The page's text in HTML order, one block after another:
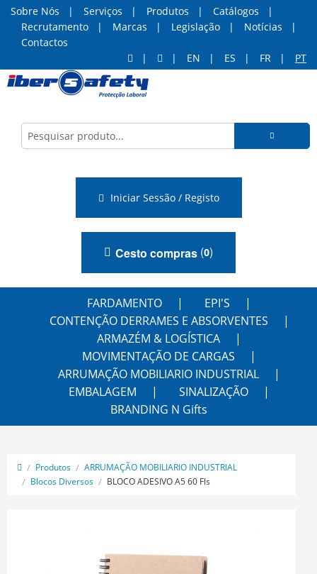
Sobre Nós Serviços Produtos
Catálogos
Recrutamento
Marcas Legislação
Notícias
Contactos
EN
ES FR PT
Iniciar Sessão / Registo
Cesto compras (0)
FARDAMENTO
EPI'S
CONTENÇÃO DERRAMES E ABSORVENTES
ARMAZÉM & LOGÍSTICA
MOVIMENTAÇÃO DE CARGAS
ARRUMAÇÃO MOBILIARIO INDUSTRIAL
EMBALAGEM
SINALIZAÇÃO
BRANDING N Gifts
Produtos
ARRUMAÇÃO MOBILIARIO INDUSTRIAL
Blocos Diversos
BLOCO ADESIVO A5 60 Fls